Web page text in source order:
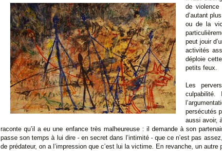
de
d’autant
ou de la
peut jouir
activités
déploie
petits feux.
Les
persécutés
aussi avoir,
raconte qu’il a eu une enfance très malheureuse : il demande à son
passe son temps à lui dire - en secret dans l’intimité - que ce n’est pas
de prédateur, on a l’impression que c’est lui la victime. En revanche, un